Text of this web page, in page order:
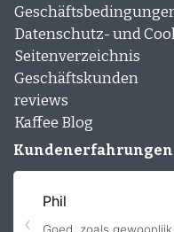
Datenschutz- und
Seitenverzeichnis
Geschäftskunden
reviews
Kaffee Blog
Kundenerfahrungen